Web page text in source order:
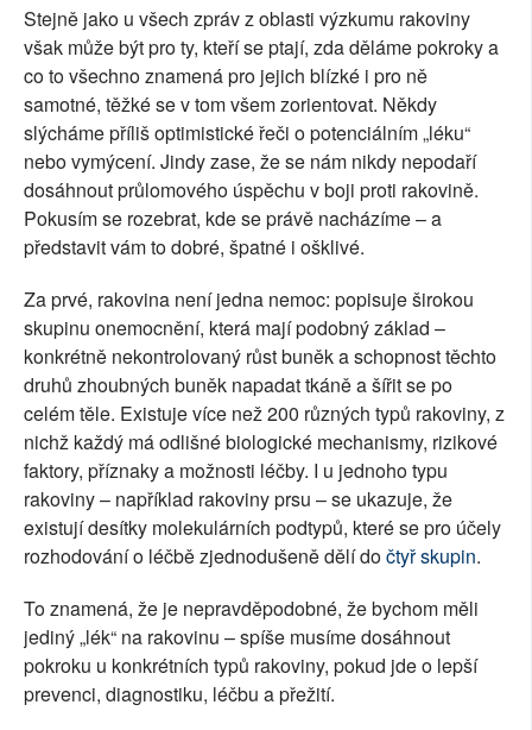
Stejně jako u všech zpráv z oblasti výzkumu rakoviny
však může být pro ty, kteří se ptají, zda děláme pokroky a
co to všechno znamená pro jejich blízké i pro ně
samotné, těžké se v tom všem zorientovat. Někdy
slýcháme příliš optimistické řeči o potenciálním „léku“
nebo vymýcení. Jindy zase, že se nám nikdy nepodaří
dosáhnout průlomového úspěchu v boji proti rakovině.
Pokusím se rozebrat, kde se právě nacházíme – a
představit vám to dobré, špatné i ošklivé.
Za prvé, rakovina není jedna nemoc: popisuje širokou
skupinu onemocnění, která mají podobný základ –
konkrétně nekontrolovaný růst buněk a schopnost těchto
druhů zhoubných buněk napadat tkáně a šířit se po
celém těle. Existuje více než 200 různých typů rakoviny, z
nichž každý má odlišné biologické mechanismy, rizikové
faktory, příznaky a možnosti léčby. I u jednoho typu
rakoviny – například rakoviny prsu – se ukazuje, že
existují desítky molekulárních podtypů, které se pro účely
rozhodování o léčbě zjednodušeně dělí dočtyř skupin.
To znamená, že je nepravděpodobné, že bychom měli
jediný „lék“ na rakovinu – spíše musíme dosáhnout
pokroku u konkrétních typů rakoviny, pokud jde o lepší
prevenci, diagnostiku, léčbu a přežití.